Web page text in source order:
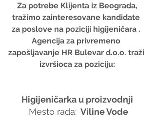
tražimo zainteresovane kandidate
za poslove na poziciji higijeničara .
Agencija za privremeno
zapošljavanje HR Bulevar d.o.o. traži
izvršioca za poziciju:
Higijeničarka u proizvodnji
Mesto rada: Viline Vode